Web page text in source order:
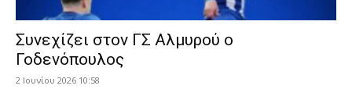
Συνεχίζει στον ΓΣ Αλμυρού ο
Γοδενόπουλος
2 Ιουνίου 2026 10:58